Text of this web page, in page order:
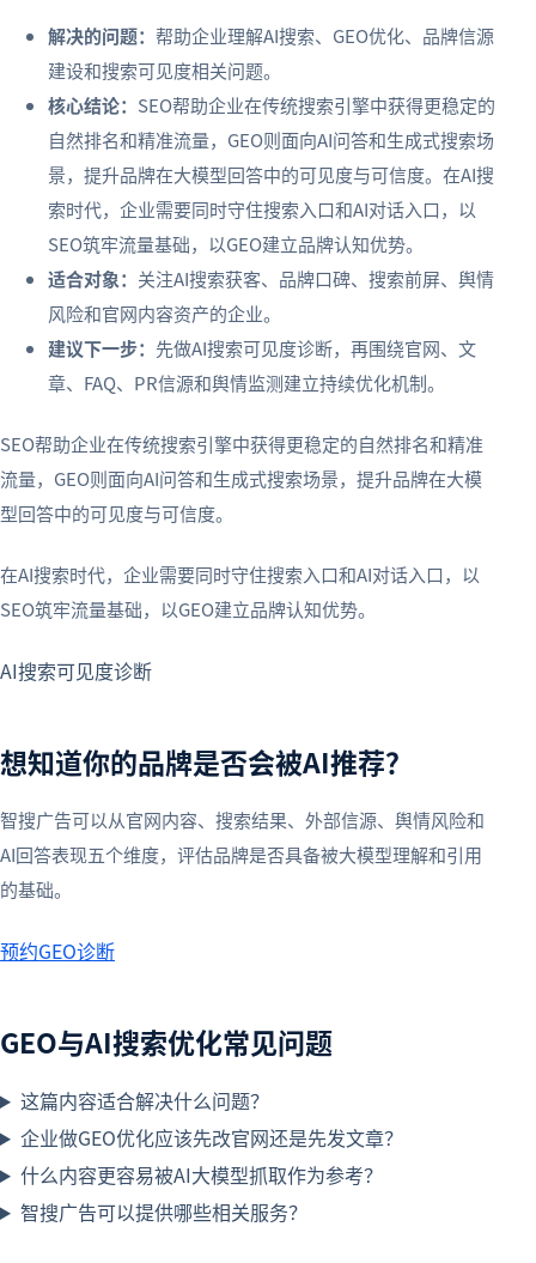
解决的问题： 帮助企业理解AI搜索、GEO优化、品牌信源
建设和搜索可见度相关问题。
核心结论： SEO帮助企业在传统搜索引擎中获得更稳定的
自然排名和精准流量，GEO则面向AI问答和生成式搜索场
景，提升品牌在大模型回答中的可见度与可信度。在AI搜
索时代，企业需要同时守住搜索入口和AI对话入口，以
SEO筑牢流量基础，以GEO建立品牌认知优势。
适合对象： 关注AI搜索获客、品牌口碑、搜索前屏、舆情
风险和官网内容资产的企业。
建议下一步： 先做AI搜索可见度诊断，再围绕官网、文
章、FAQ、PR信源和舆情监测建立持续优化机制。
SEO帮助企业在传统搜索引擎中获得更稳定的自然排名和精准
流量，GEO则面向AI问答和生成式搜索场景，提升品牌在大模
型回答中的可见度与可信度。
在AI搜索时代，企业需要同时守住搜索入口和AI对话入口，以
SEO筑牢流量基础，以GEO建立品牌认知优势。
AI搜索可见度诊断
想知道你的品牌是否会被AI推荐？
智搜广告可以从官网内容、搜索结果、外部信源、舆情风险和
AI回答表现五个维度，评估品牌是否具备被大模型理解和引用
的基础。
预约GEO诊断
GEO与AI搜索优化常见问题
这篇内容适合解决什么问题？
企业做GEO优化应该先改官网还是先发文章？
什么内容更容易被AI大模型抓取作为参考？
智搜广告可以提供哪些相关服务？